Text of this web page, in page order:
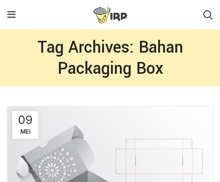
Tag Archives: Bahan
Packaging Box
09
MEI